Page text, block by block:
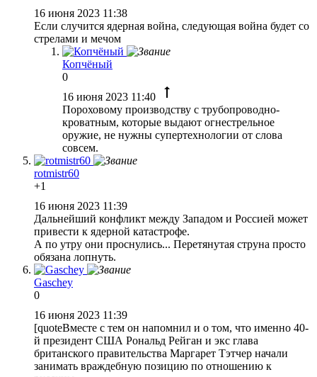
16 июня 2023 11:38
Если случится ядерная война, следующая война будет со
стрелами и мечом
Копчёный
0
16 июня 2023 11:40
Пороховому производству с трубопроводно-
кроватным, которые выдают огнестрельное
оружие, не нужны супертехнологии от слова
совсем.
rotmistr60
+1
16 июня 2023 11:39
Дальнейший конфликт между Западом и Россией может
привести к ядерной катастрофе.
А по утру они проснулись... Перетянутая струна просто
обязана лопнуть.
Gaschey
0
16 июня 2023 11:39
[quoteВместе с тем он напомнил и о том, что именно 40-
й президент США Рональд Рейган и экс глава
британского правительства Маргарет Тэтчер начали
занимать враждебную позицию по отношению к